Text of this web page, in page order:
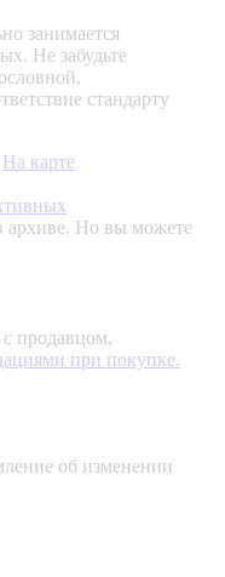
занимается
Не забудьте
стандарту
На карте
архиве. Но вы можете
продавцом,
при покупке.
об изменении